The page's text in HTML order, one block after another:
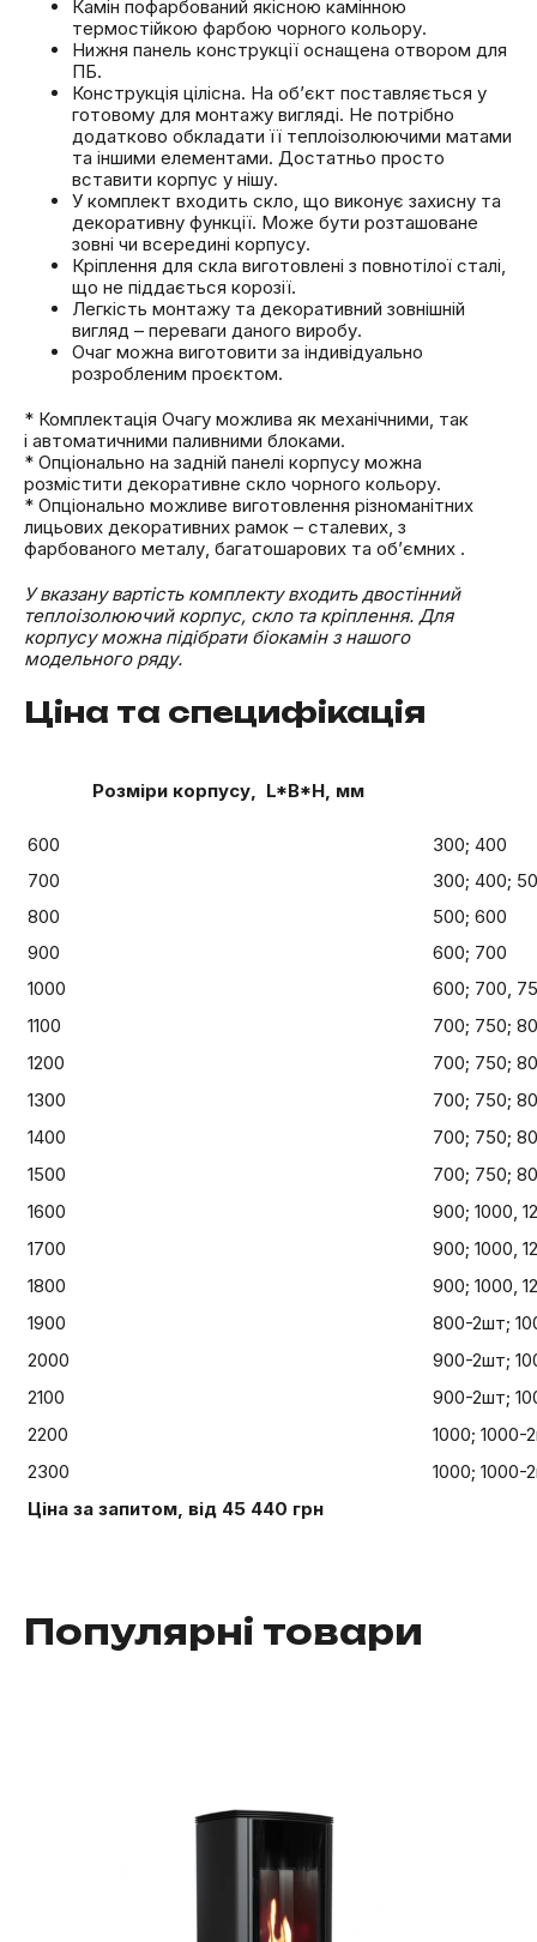
Камін пофарбований якісною камінною
термостійкою фарбою чорного кольору.
Нижня панель конструкції оснащена отвором для
ПБ.
Конструкція цілісна. На об’єкт поставляється у
готовому для монтажу вигляді. Не потрібно
додатково обкладати її теплоізолюючими матами
та іншими елементами. Достатньо просто
вставити корпус у нішу.
У комплект входить скло, що виконує захисну та
декоративну функції. Може бути розташоване
зовні чи всередині корпусу.
Кріплення для скла виготовлені з повнотілої сталі,
що не піддається корозії.
Легкість монтажу та декоративний зовнішній
вигляд – переваги даного виробу.
Очаг можна виготовити за індивідуально
розробленим проєктом.
* Комплектація Очагу можлива як механічними, так
і автоматичними паливними блоками.
* Опціонально на задній панелі корпусу можна
розмістити декоративне скло чорного кольору.
* Опціонально можливе виготовлення різноманітних
лицьових декоративних рамок – сталевих, з
фарбованого металу, багатошарових та об’ємних .
У вказану вартість комплекту входить двостінний
теплоізолюючий корпус, скло та кріплення. Для
корпусу можна підібрати біокамін з нашого
модельного ряду.
Ціна та специфікація
Розміри корпусу, L*B*H, мм
600
300; 400
700
300; 400;
800
500; 600
900
600; 700
1000
600; 700,
1100
700; 750;
1200
700; 750;
1300
700; 750;
1400
700; 750;
1500
700; 750;
1600
900; 1000,
1700
900; 1000,
1800
900; 1000,
1900
800-2шт;
2000
900-2шт;
2100
900-2шт;
2200
1000; 1000-
2300
1000; 1000-
Ціна за запитом, від 45 440 грн
Популярні товари